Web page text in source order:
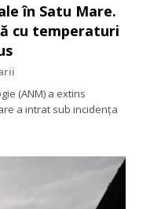
în Satu Mare.
cu temperaturi
(ANM) a extins
a intrat sub incidența